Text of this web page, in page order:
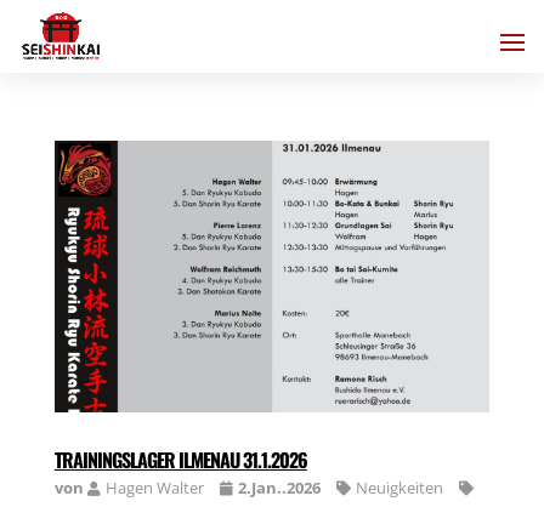
TRAININGSLAGER ILMENAU 31.1.2026
von Hagen Walter 2.Jan..2026
Neuigkeiten